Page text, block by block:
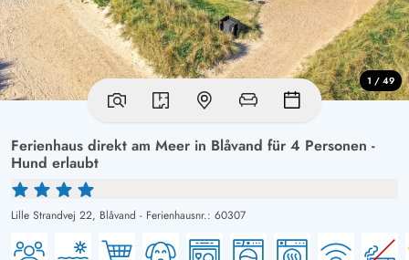
Ferienhaus direkt am Meer in Blåvand für 4 Personen -
Hund erlaubt
Lille Strandvej 22, Blåvand - Ferienhausnr.: 60307
1 / 49